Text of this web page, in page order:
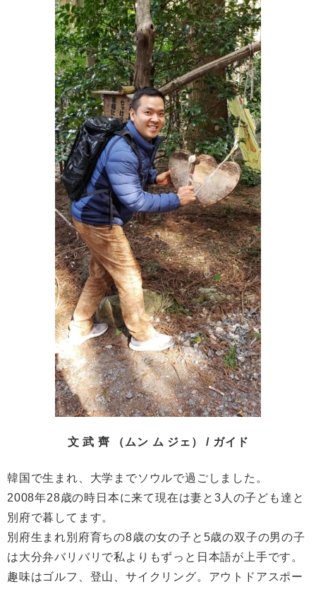
文 武 齊 （ムン ム ジェ） / ガイド
韓国で生まれ、大学までソウルで過ごしました。
2008年28歳の時日本に来て現在は妻と3人の子ども達と
別府で暮してます。
別府生まれ別府育ちの8歳の女の子と5歳の双子の男の子
は大分弁バリバリで私よりもずっと日本語が上手です。
趣味はゴルフ、登山、サイクリング。アウトドアスポー